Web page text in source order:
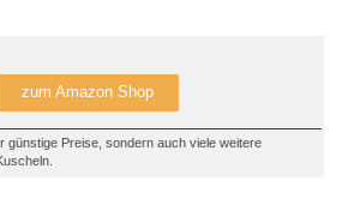
zum Amazon Shop
günstige Preise, sondern auch viele weitere